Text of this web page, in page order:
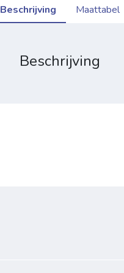
Beschrijving Maattabel
Beschrijving